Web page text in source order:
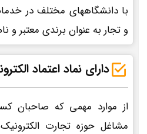
با دانشگاههای مختلف در
و تجار به عنوان برندی معتبر و
دارای نماد اعتماد
از موارد مهمی که صاحبان
مشاغل حوزه تجارت